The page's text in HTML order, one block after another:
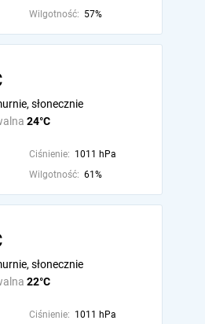
Wilgotność: 57%
24°C
słonecznie
Ciśnienie: 1011 hPa
Wilgotność: 61%
22°C
słonecznie
Ciśnienie: 1011 hPa